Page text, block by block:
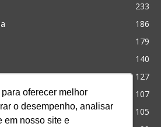
oferecer melhor
o desempenho, analisar
em nosso site e
233
186
179
140
127
107
105